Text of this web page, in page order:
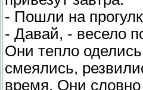
- Пошли на
- Давай, - весело
Они тепло
смеялись,
время. Они словно